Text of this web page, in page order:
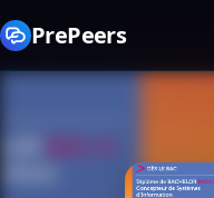
PrePeers